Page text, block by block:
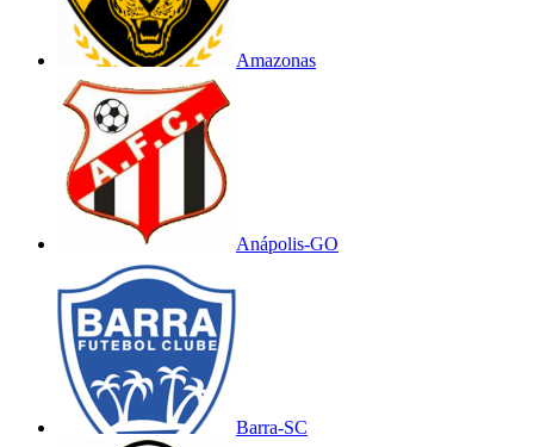
Amazonas
Anápolis-GO
Barra-SC